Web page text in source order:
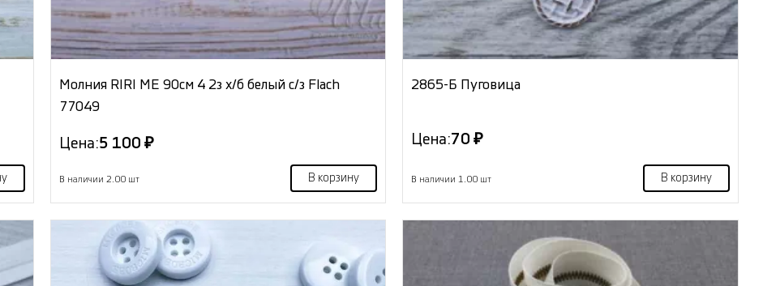
Молния RIRI ME 90см 4 2з х/б белый с/з Flach
77049
Цена:5 100 ₽
В наличии 2.00 шт В корзину
2865-Б Пуговица
Цена:70 ₽
В наличии 1.00 шт В корзину